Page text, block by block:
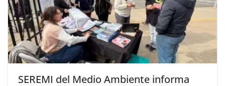
SEREMI del Medio Ambiente informa